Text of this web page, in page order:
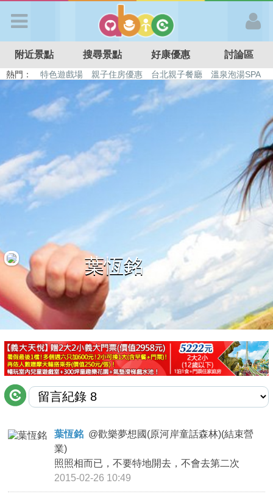
APP登入
首 頁
搜尋景點
好康優惠
最新留言
商家合作
推薦景點
討論區
聯絡我們
APP下載
附近景點 搜尋景點 好康優惠 討論區
熱門： 特色遊戲場 親子住房優惠 台北親子餐廳
溫泉泡湯SPA
溜滑梯民宿
觀光工廠 日本親子景點
葉恆銘
葉恆銘 @歡樂夢想國(原河岸童話森林)(結束營
業)
照照相而已，不要特地開去，不會去第二次
2015-02-26 10:49